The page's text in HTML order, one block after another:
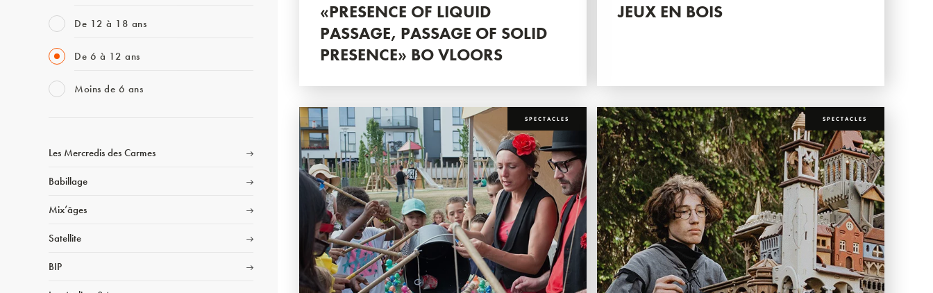
De 12 à 18 ans
De 6 à 12 ans
Moins de 6 ans
Les Mercredis des Carmes
Babillage
Mix’âges
Satellite
BIP
«PRESENCE OF LIQUID
PASSAGE, PASSAGE OF SOLID
PRESENCE» BO VLOORS
JEUX EN BOIS
SPECTACLES SPECTACLES